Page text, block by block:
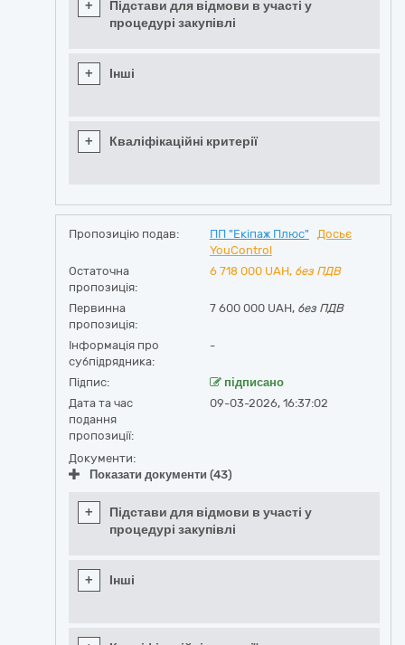
+
Підстави для відмови в участі у
процедурі закупівлі
+ Інші
+ Кваліфікаційні критерії
Пропозицію подав: ПП "Екіпаж Плюс"
Досьє
YouControl
Остаточна
пропозиція:
6 718 000 UAH, без ПДВ
Первинна
пропозиція:
7 600 000 UAH, без ПДВ
Інформація про
субпідрядника:
-
Підпис:
підписано
Дата та час
подання
пропозиції:
09-03-2026, 16:37:02
Документи:
Показати документи (43)
+
Підстави для відмови в участі у
процедурі закупівлі
+ Інші